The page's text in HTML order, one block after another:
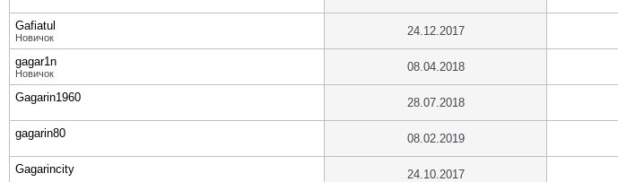
Gafiatul
Новичок 24.12.2017
gagar1n
Новичок 08.04.2018
Gagarin1960 28.07.2018
gagarin80 08.02.2019
Gagarincity 24.10.2017